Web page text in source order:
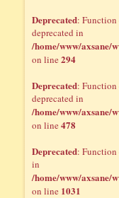
Deprecated: Function
deprecated in
/home/www/axsane/
on line294
Deprecated: Function
deprecated in
/home/www/axsane/
on line478
Deprecated: Function
in
/home/www/axsane/
on line 1031